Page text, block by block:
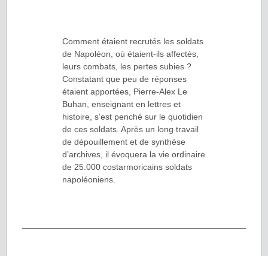
Comment étaient recrutés les soldats
de Napoléon, où étaient-ils affectés,
leurs combats, les pertes subies ?
Constatant que peu de réponses
étaient apportées, Pierre-Alex Le
Buhan, enseignant en lettres et
histoire, s’est penché sur le quotidien
de ces soldats. Après un long travail
de dépouillement et de synthèse
d’archives, il évoquera la vie ordinaire
de 25.000 costarmoricains soldats
napoléoniens.